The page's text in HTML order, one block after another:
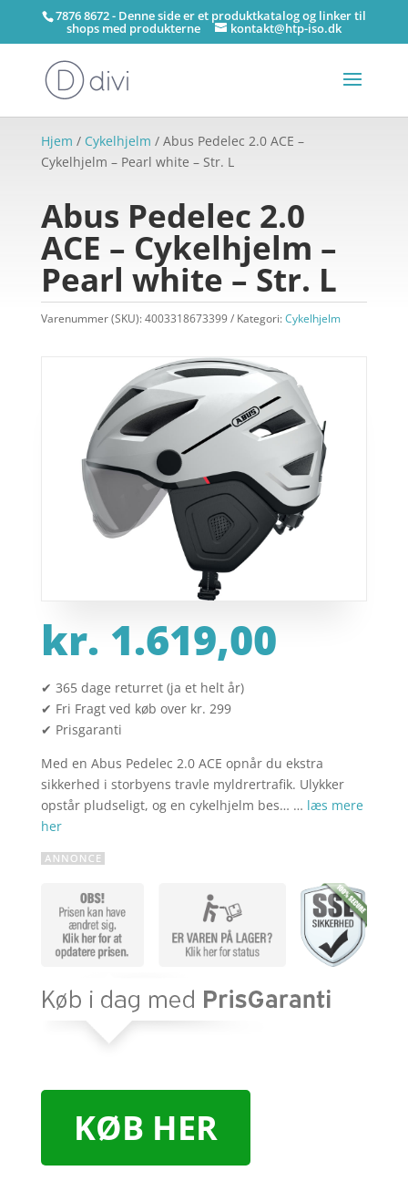
7876 8672 - Denne side er et produktkatalog og linker til
shops med produkterne kontakt@htp-iso.dk
Hjem / Cykelhjelm / Abus Pedelec 2.0 ACE –
Cykelhjelm – Pearl white – Str. L
Abus Pedelec 2.0
ACE – Cykelhjelm –
Pearl white – Str. L
Varenummer (SKU):4003318673399 Kategori:Cykelhjelm
kr. 1.619,00
✔ 365 dage returret (ja et helt år)
✔ Fri Fragt ved køb over kr. 299
✔ Prisgaranti
Med en Abus Pedelec 2.0 ACE opnår du ekstra
sikkerhed i storbyens travle myldrertrafik. Ulykker
opstår pludseligt, og en cykelhjelm bes… … læs mere
her
KØB HER